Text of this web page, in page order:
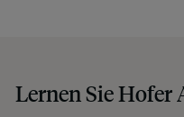
Sie, wenn unser
Lernen Sie